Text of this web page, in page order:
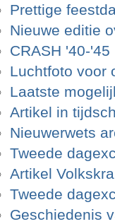
Prettige
Nieuwe editie
CRASH '40-
Luchtfoto voor
Laatste
Artikel in
Nieuwerwets
Tweede
Artikel
Tweede
Geschiedenis